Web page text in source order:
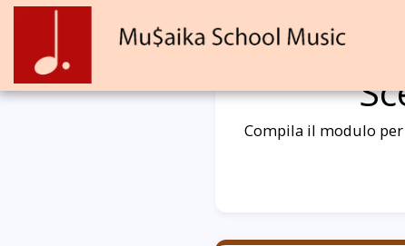
Compila il modulo